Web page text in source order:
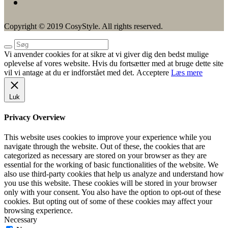
Copyright © 2019 CosyStyle. All rights reserved.
Vi anvender cookies for at sikre at vi giver dig den bedst mulige
oplevelse af vores website. Hvis du fortsætter med at bruge dette site
vil vi antage at du er indforstået med det. Acceptere Læs mere
Luk
Privacy Overview
This website uses cookies to improve your experience while you
navigate through the website. Out of these, the cookies that are
categorized as necessary are stored on your browser as they are
essential for the working of basic functionalities of the website. We
also use third-party cookies that help us analyze and understand how
you use this website. These cookies will be stored in your browser
only with your consent. You also have the option to opt-out of these
cookies. But opting out of some of these cookies may affect your
browsing experience.
Necessary